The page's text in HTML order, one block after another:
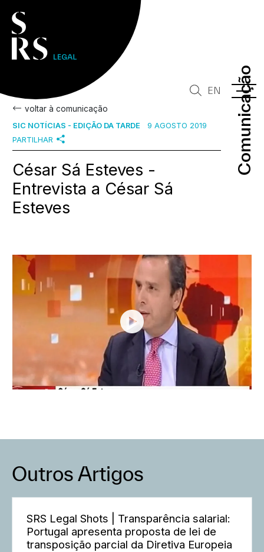
Comunicação
Comunicação
EN
voltar à comunicação
SIC NOTÍCIAS - EDIÇÃO DA TARDE
9 AGOSTO 2019
PARTILHAR
César Sá Esteves -
Entrevista a César Sá
Esteves
Outros Artigos
SRS Legal Shots | Transparência salarial:
Portugal apresenta proposta de lei de
transposição parcial da Diretiva Europeia